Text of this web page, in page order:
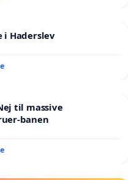
i Haderslev
til massive
banen